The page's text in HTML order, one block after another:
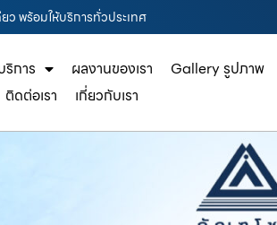
พร้อมให้บริการทั่วประเทศ
ริการ ผลงานของเรา
Gallery รูปภาพ
ติดต่อเรา
เกี่ยวกับเรา